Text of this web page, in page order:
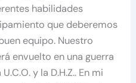
habilidades
que deberemos
equipo. Nuestro
envuelto en una guerra
y la D.H.Z.. En mi